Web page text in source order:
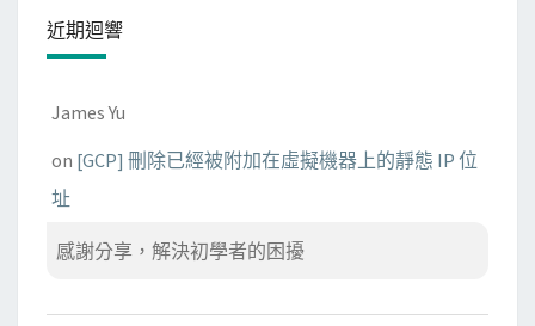
近期迴響
James Yu
on [GCP] 刪除已經被附加在虛擬機器上的靜態 IP 位
址
感謝分享，解決初學者的困擾